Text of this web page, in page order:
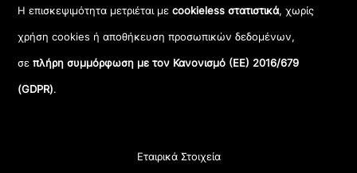
Η επισκεψιμότητα μετριέται μεcookieless στατιστικά, χωρίς
χρήση cookies ή αποθήκευση προσωπικών δεδομένων,
σεπλήρη συμμόρφωση με τον Κανονισμό (ΕΕ) 2016/679
(GDPR).
Εταιρικά Στοιχεία